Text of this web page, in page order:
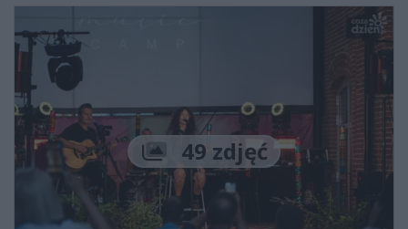
Liczba zdjęć
49 zdjęć